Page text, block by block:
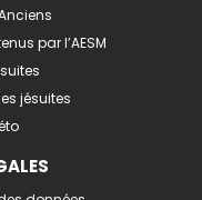
par l’AESM
jésuites